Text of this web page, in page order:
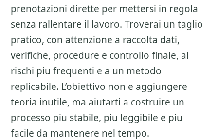
prenotazioni dirette per mettersi in regola
senza rallentare il lavoro. Troverai un taglio
pratico, con attenzione a raccolta dati,
verifiche, procedure e controllo finale, ai
rischi piu frequenti e a un metodo
replicabile. L’obiettivo non e aggiungere
teoria inutile, ma aiutarti a costruire un
processo piu stabile, piu leggibile e piu
facile da mantenere nel tempo.